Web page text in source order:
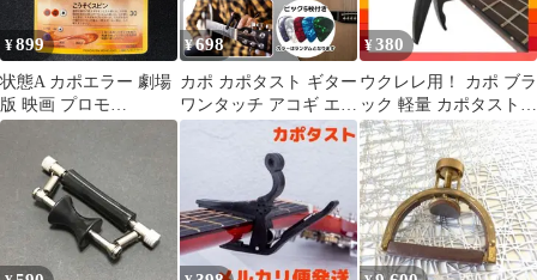
¥899
状態A カポエラー 劇場
版 映画 プロモ
PIKACHU the MOBIE
¥698
カポ カポタスト ギター
ワンタッチ アコギ エレ
キギター エレキ クラシ
ックギター アコーステ
ィックギター 等に対応
¥ 380
ウクレレ用！ カポ ブラ
ック 軽量 カポタスト
黒 コンパクト 女性 子
供 ミニ